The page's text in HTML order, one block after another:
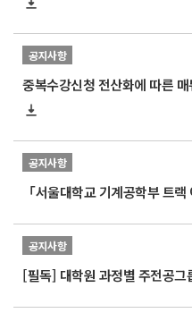
공지사항
중복수강신청 전산화에 따른
공지사항
공지사항
[필독] 대학원 과정별 주전공그